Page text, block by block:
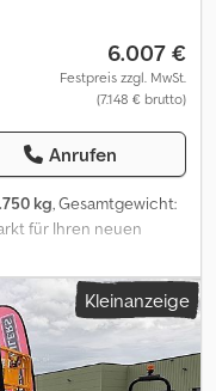
6.007 €
Festpreis zzgl. MwSt.
(7.148 € brutto)
Anrufen
kg, Gesamtgewicht:
für Ihren neuen
und direkt !
gebrauchte Anhänger
solange der Vorrat
Plant 543-3717-35-2-
Tandem
Bereifung 12" -
Kleinanzeige